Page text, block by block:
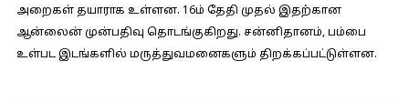
அறைகள் தயாராக உள்ளன. 16ம் தேதி முதல் இதற்கான
ஆன்லைன் முன்பதிவு தொடங்குகிறது. சன்னிதானம், பம்பை
உள்பட இடங்களில் மருத்துவமனைகளும் திறக்கப்பட்டுள்ளன.